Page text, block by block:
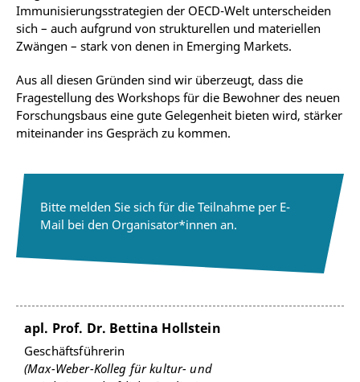
Immunisierungsstrategien der OECD-Welt unterscheiden
sich – auch aufgrund von strukturellen und materiellen
Zwängen – stark von denen in Emerging Markets.
Aus all diesen Gründen sind wir überzeugt, dass die
Fragestellung des Workshops für die Bewohner des neuen
Forschungsbaus eine gute Gelegenheit bieten wird, stärker
miteinander ins Gespräch zu kommen.
Bitte melden Sie sich für die Teilnahme per E-
Mail bei den Organisator*innen an.
apl. Prof. Dr. Bettina Hollstein
Geschäftsführerin
(Max-Weber-Kolleg für kultur- und